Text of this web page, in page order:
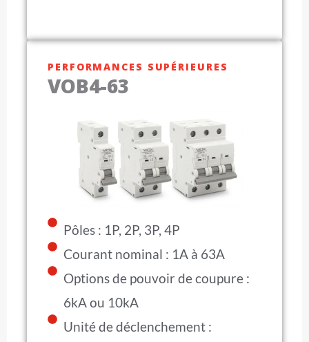
PERFORMANCES SUPÉRIEURES
VOB4-63
Pôles : 1P, 2P, 3P, 4P
Courant nominal : 1A à 63A
Options de pouvoir de coupure :
6kA ou 10kA
Unité de déclenchement :